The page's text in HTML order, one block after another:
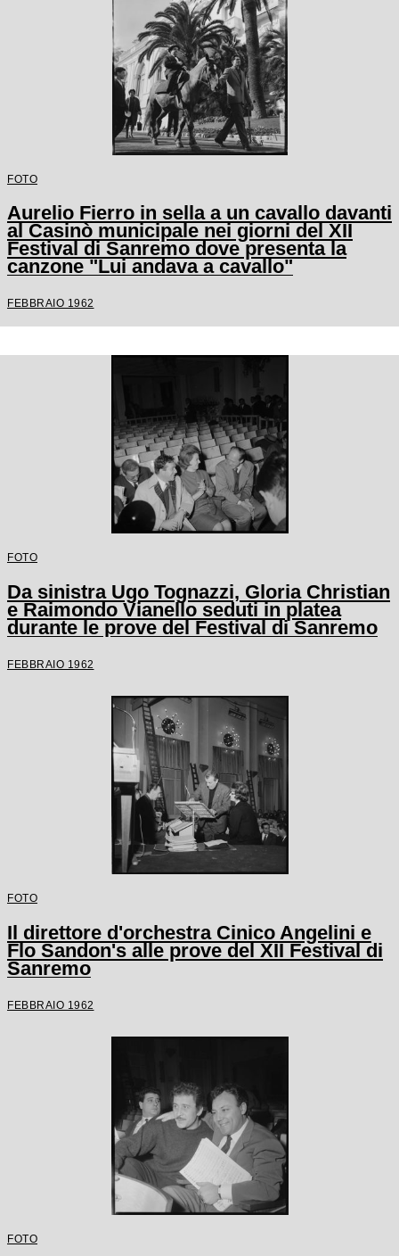
FOTO
Aurelio Fierro in sella a un cavallo davanti
al Casinò municipale nei giorni del XII
Festival di Sanremo dove presenta la
canzone "Lui andava a cavallo"
FEBBRAIO 1962
FOTO
Da sinistra Ugo Tognazzi, Gloria Christian
e Raimondo Vianello seduti in platea
durante le prove del Festival di Sanremo
FEBBRAIO 1962
FOTO
Il direttore d'orchestra Cinico Angelini e
Flo Sandon's alle prove del XII Festival di
Sanremo
FEBBRAIO 1962
FOTO